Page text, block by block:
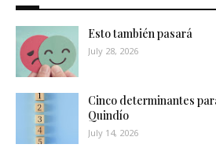
Esto también pasará
July 28, 2026
Cinco determinantes
Quindío
July 14, 2026